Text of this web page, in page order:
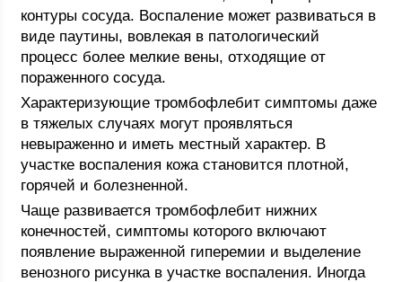
контуры сосуда. Воспаление может развиваться в
виде паутины, вовлекая в патологический
процесс более мелкие вены, отходящие от
пораженного сосуда.
Характеризующие тромбофлебит симптомы даже
в тяжелых случаях могут проявляться
невыраженно и иметь местный характер. В
участке воспаления кожа становится плотной,
горячей и болезненной.
Чаще развивается тромбофлебит нижних
конечностей, симптомы которого включают
появление выраженной гиперемии и выделение
венозного рисунка в участке воспаления. Иногда